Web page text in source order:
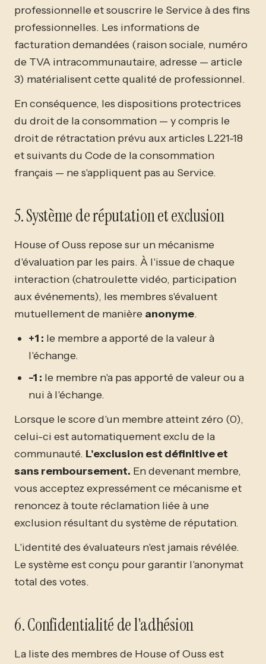
professionnelle et souscrire le Service à des fins
professionnelles. Les informations de
facturation demandées (raison sociale, numéro
de TVA intracommunautaire, adresse — article
3) matérialisent cette qualité de professionnel.
En conséquence, les dispositions protectrices
du droit de la consommation — y compris le
droit de rétractation prévu aux articles L221-18
et suivants du Code de la consommation
français — ne s'appliquent pas au Service.
5. Système de réputation et exclusion
House of Ouss repose sur un mécanisme
d'évaluation par les pairs. À l'issue de chaque
interaction (chatroulette vidéo, participation
aux événements), les membres s'évaluent
mutuellement de manière anonyme.
+1 : le membre a apporté de la valeur à
l'échange.
-1 : le membre n'a pas apporté de valeur ou a
nui à l'échange.
Lorsque le score d'un membre atteint zéro (0),
celui-ci est automatiquement exclu de la
communauté. L'exclusion est définitive et
sans remboursement. En devenant membre,
vous acceptez expressément ce mécanisme et
renoncez à toute réclamation liée à une
exclusion résultant du système de réputation.
L'identité des évaluateurs n'est jamais révélée.
Le système est conçu pour garantir l'anonymat
total des votes.
6. Confidentialité de l'adhésion
La liste des membres de House of Ouss est